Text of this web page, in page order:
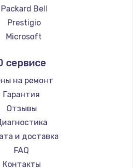
ноутбуков Evga
ноутбуков Google
ноутбуков Echips
ноутбуков Predator
ноутбуков iru
Machenike
ноутбуков DEXP
ноутбуков Teclast
ноутбуков CHUWI
ноутбуков Colorful
Packard Bell
Prestigio
Microsoft
Aquarius
Gigabyte
Aorus
Maibenben
Getac
Epson
Philips
LG
сервисе
на ремонт
Гарантия
Отзывы
и доставка
FAQ
Контакты